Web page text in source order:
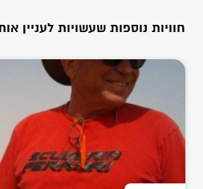
חוויות נוספות שעשויות לעניין